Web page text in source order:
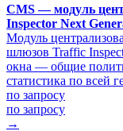
CMS — модуль
Inspector Next
Модуль
шлюзов Traffic
окна — общие
статистика по всей
по запросу
по запросу
→